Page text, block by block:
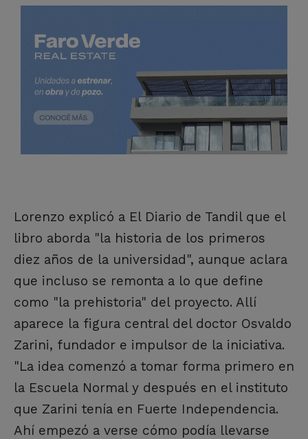
Lorenzo explicó a El Diario de Tandil que el
libro aborda "la historia de los primeros
diez años de la universidad", aunque aclara
que incluso se remonta a lo que define
como "la prehistoria" del proyecto. Allí
aparece la figura central del doctor Osvaldo
Zarini, fundador e impulsor de la iniciativa.
"La idea comenzó a tomar forma primero en
la Escuela Normal y después en el instituto
que Zarini tenía en Fuerte Independencia.
Ahí empezó a verse cómo podía llevarse